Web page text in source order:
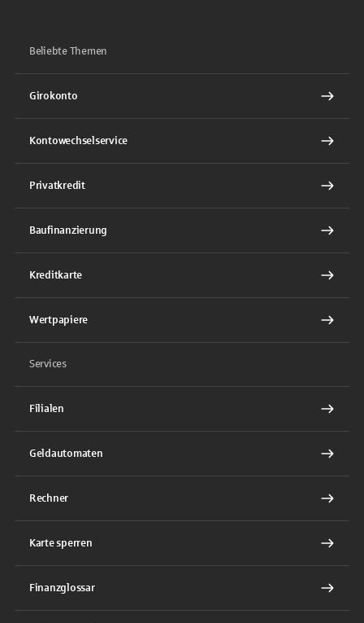
Beliebte Themen
Girokonto
Kontowechselservice
Privatkredit
Baufinanzierung
Kreditkarte
Wertpapiere
Services
Filialen
Geldautomaten
Rechner
Karte sperren
Finanzglossar